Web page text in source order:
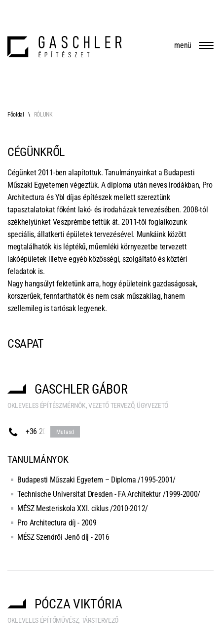
menü
Főoldal RÓLUNK
CÉGÜNKRŐL
Cégünket 2011-ben alapítottuk. Tanulmányainkat a Budapesti
Műszaki Egyetemen végeztük. A diploma után neves irodákban, Pro
Architectura és Ybl díjas építészek mellett szereztünk
tapasztalatokat főként lakó- és irodaházak tervezésében. 2008-tól
székhelyünket Veszprémbe tettük át. 2011-től foglalkozunk
speciális, állatkerti épületek tervezésével. Munkáink között
megtalálhatók kis léptékű, műemléki környezetbe tervezett
lakóépületek illetve egyéb közösségi, szolgáltató és köztéri
feladatok is.
Nagy hangsúlyt fektetünk arra, hogy épületeink gazdaságosak,
korszerűek, fenntarthatók és nem csak műszakilag, hanem
szellemileg is tartósak legyenek.
CSAPAT
GASCHLER GÁBOR
OKLEVELES ÉPÍTÉSZMÉRNÖK, VEZETŐ TERVEZŐ, ÜGYVEZETŐ
+36 20 Mutasd
TANULMÁNYOK
Budapesti Műszaki Egyetem – Diploma /1995-2001/
Technische Universitat Dresden - FA Architektur /1999-2000/
MÉSZ Mesteriskola XXI. ciklus /2010-2012/
Pro Architectura díj - 2009
MÉSZ Szendrői Jenő díj - 2016
PÓCZA VIKTÓRIA
OKLEVELES ÉPÍTŐMŰVÉSZ, TÁRSTERVEZŐ